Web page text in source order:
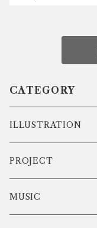
CATEGORY
ILLUSTRATION
DATA
ART
PROJECT
弾きこもり集
MUSIC